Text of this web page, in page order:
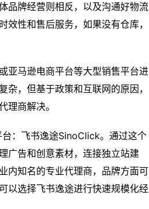
品牌经营则相反，以及沟通好物流
性和售后服务，如果没有仓库，
亚马逊电商平台等大型销售平台进
，但基于政策和互联网的原因，
理商解决。
：飞书逸途SinoClick。通过这个
广告和创意素材，连接独立站建
内知名的专业代理商，品牌方面可
以选择飞书逸途进行快速规模化经